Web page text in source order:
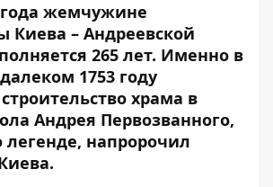
года жемчужине
Киева – Андреевской
265 лет. Именно в
1753 году
храма в
Андрея Первозванного,
легенде, напророчил